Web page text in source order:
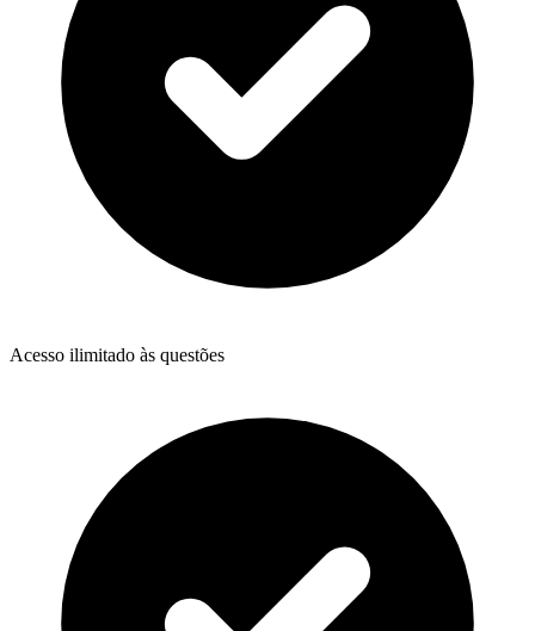
Acesso ilimitado às questões